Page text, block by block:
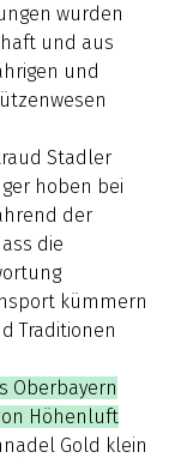
wurden
und aus
und
Stadler
hoben bei
der
die
kümmern
Traditionen
Oberbayern
Höhenluft
Gold klein